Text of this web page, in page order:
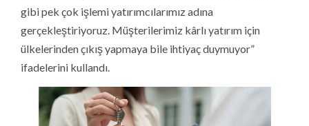
gibi pek çok işlemi yatırımcılarımız adına
gerçekleştiriyoruz. Müşterilerimiz kârlı yatırım için
ülkelerinden çıkış yapmaya bile ihtiyaç duymuyor”
ifadelerini kullandı.